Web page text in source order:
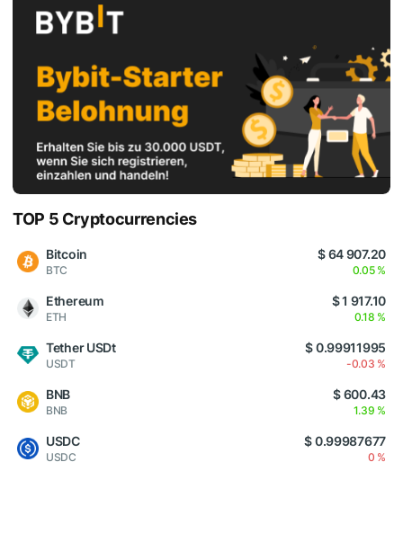
TOP 5 Cryptocurrencies
Bitcoin
BTC
$ 64 907.20
0.05 %
Ethereum
ETH
$ 1 917.10
0.18 %
Tether USDt
USDT
$ 0.99911995
-0.03 %
BNB
BNB
$ 600.43
1.39 %
USDC
USDC
$ 0.99987677
0 %